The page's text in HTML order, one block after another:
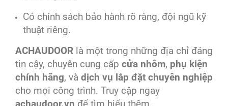
Có chính sách bảo hành rõ ràng, đội ngũ kỹ
thuật riêng.
ACHAUDOOR là một trong những địa chỉ đáng
tin cậy, chuyên cung cấp cửa nhôm, phụ kiện
chính hãng, và dịch vụ lắp đặt chuyên nghiệp
cho mọi công trình. Truy cập ngay